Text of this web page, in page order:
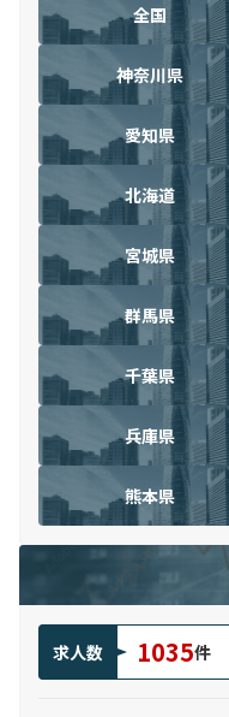
全国
神奈川県
愛知県
北海道
宮城県
群馬県
千葉県
兵庫県
熊本県
求人数 1035件